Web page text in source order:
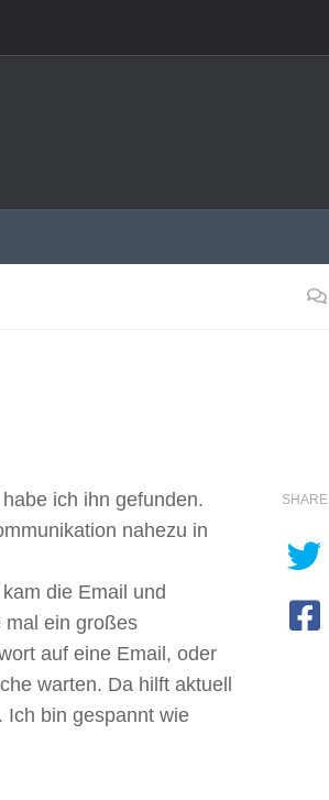
ich ihn gefunden.
nahezu in
die Email und
mal ein großes
auf eine Email, oder
warten. Da hilft aktuell
Ich bin gespannt wie
SHARE